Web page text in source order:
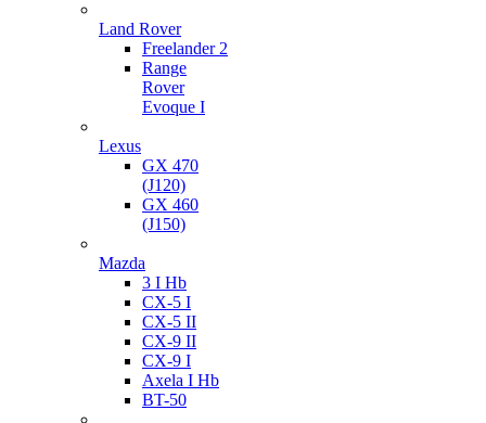
Land Rover
Freelander 2
Range
Rover
Evoque I
Lexus
GX 470
(J120)
GX 460
(J150)
Mazda
3 I Hb
CX-5 I
CX-5 II
CX-9 II
CX-9 I
Axela I Hb
BT-50